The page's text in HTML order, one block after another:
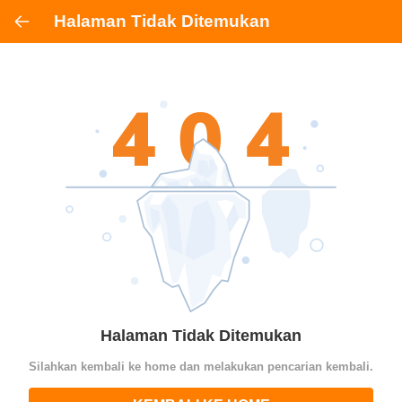
Halaman Tidak Ditemukan
Halaman Tidak Ditemukan
Silahkan kembali ke home dan melakukan pencarian kembali.